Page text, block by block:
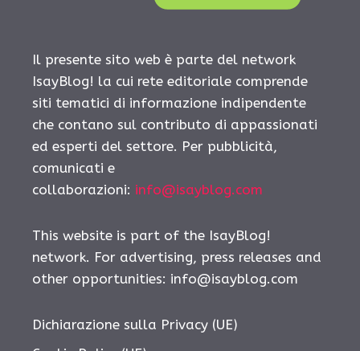
Il presente sito web è parte del network
IsayBlog! la cui rete editoriale comprende
siti tematici di informazione indipendente
che contano sul contributo di appassionati
ed esperti del settore. Per pubblicità,
comunicati e
collaborazioni: info@isayblog.com
This website is part of the IsayBlog!
network. For advertising, press releases and
other opportunities: info@isayblog.com
Dichiarazione sulla Privacy (UE)